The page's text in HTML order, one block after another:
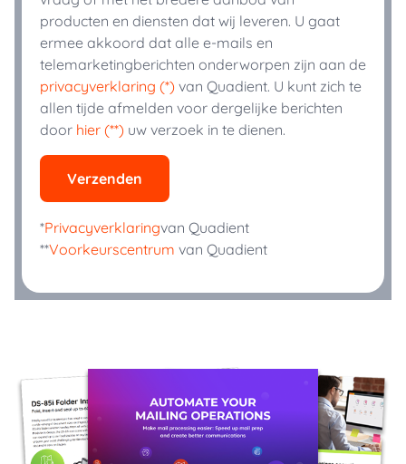
producten en diensten dat wij leveren. U gaat
ermee akkoord dat alle e-mails en
telemarketingberichten onderworpen zijn aan de
privacyverklaring (*) van Quadient. U kunt zich te
allen tijde afmelden voor dergelijke berichten
door hier (**) uw verzoek in te dienen.
Verzenden
*Privacyverklaringvan Quadient
**Voorkeurscentrum van Quadient